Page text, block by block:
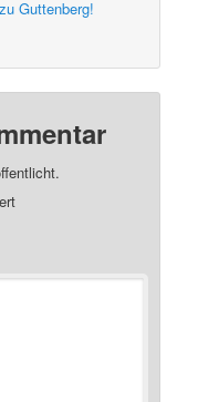
Guttenberg!